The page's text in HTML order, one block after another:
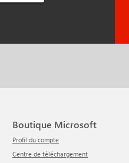
Boutique Microsoft
Profil du compte
centre de téléchargement